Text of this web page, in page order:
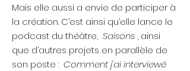
Mais elle aussi a envie de participer à
la création. C’est ainsi qu’elle lance le
podcast du théâtre, Saisons , ainsi
que d’autres projets en parallèle de
son poste : Comment j'ai interviewé